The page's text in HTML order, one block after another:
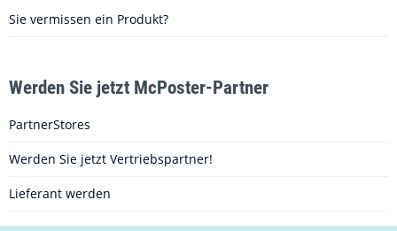
Sie vermissen ein Produkt?
Werden Sie jetzt McPoster-Partner
PartnerStores
Werden Sie jetzt Vertriebspartner!
Lieferant werden